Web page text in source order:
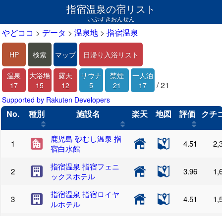
指宿温泉の宿リスト
いぶすきおんせん
やどココ > データ > 温泉地 > 指宿温泉
HP 検索 マップ 日帰り入浴リスト
温泉
17
大浴場
15
露天
12
サウナ
5
禁煙
21
一人泊
17
/ 21
Supported by Rakuten Developers
No. 種別 施設名 楽天 地図 評価 クチ
鹿児島 砂むし温泉 指
宿白水館
4.51
指宿温泉 指宿フェニ
ックスホテル
3.96
指宿温泉 指宿ロイヤ
ルホテル
4.51